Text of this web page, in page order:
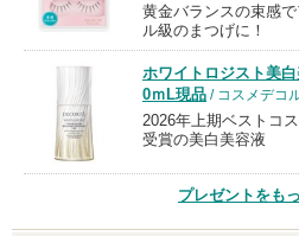
現
品
黄金バランスの束感
ル級のまつげに！
ホワイトロジスト美
0ｍL現品 / コスメデコ
2026年上期ベストコ
受賞の美白美容液
プレゼントをも